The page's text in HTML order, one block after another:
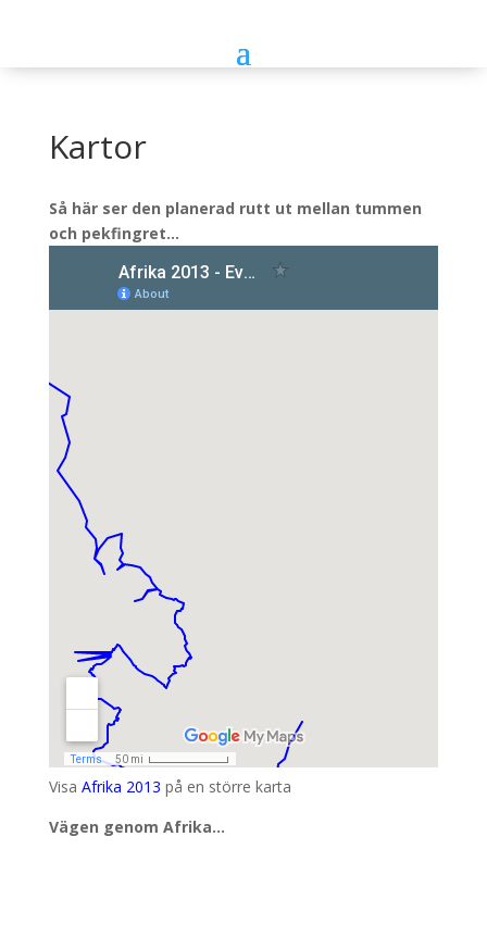
Kartor
Så här ser den planerad rutt ut mellan tummen
och pekfingret…
Visa Afrika 2013 på en större karta
Vägen genom Afrika…